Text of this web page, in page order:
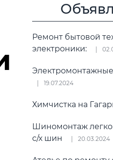
Ремонт бытовой
электроники:
19.07.2024
Химчистка на
Шиномонтаж
с/х шин
20.03.2024